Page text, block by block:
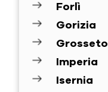
Forlì
Gorizia
Grosseto
Imperia
Isernia